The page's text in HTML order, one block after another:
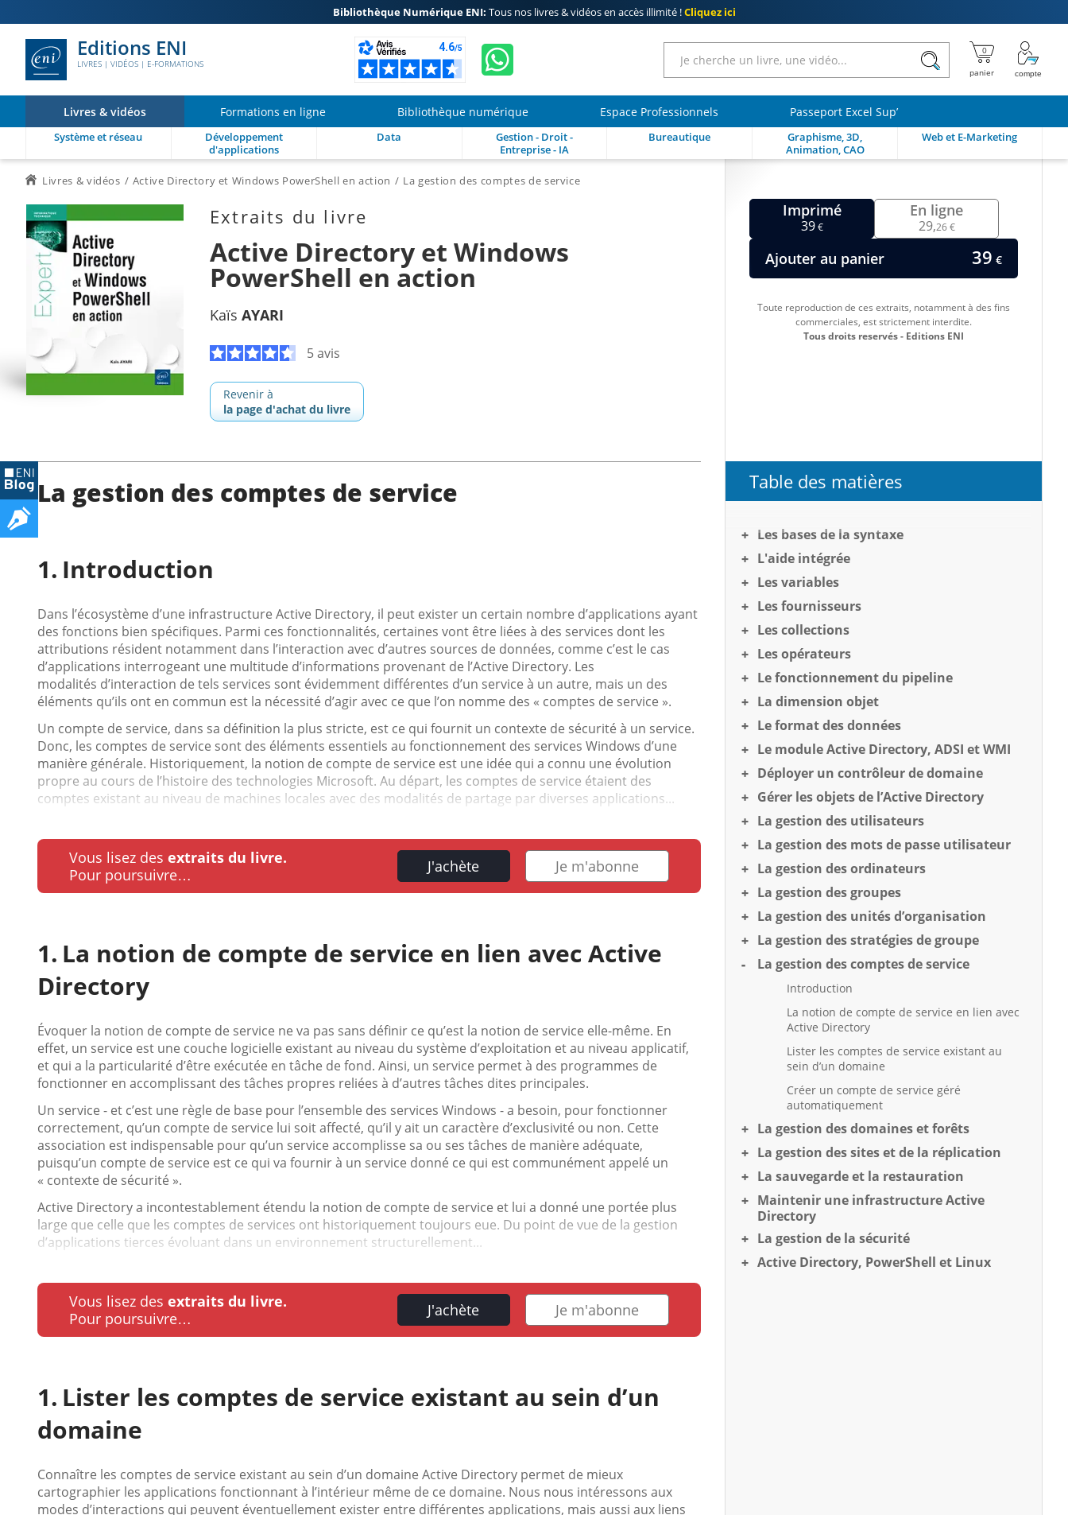
Bibliothèque Numérique ENI: Tous nos livres & vidéos en accès illimité !Cliquez ici
Editions ENI
LIVRES | VIDÉOS | E-FORMATIONS
Livres & vidéos Formations en ligne Bibliothèque numérique Espace Professionnels Passeport Excel Sup’
Système et réseau
Développement
d'applications
Data
Gestion - Droit -
Entreprise - IA
Bureautique
Graphisme, 3D,
Animation, CAO
Web et E-Marketing
Livres & vidéos Active Directory et Windows PowerShell en action La gestion des comptes de service
Extraits du livre
Active Directory et Windows
PowerShell en action
Kaïs AYARI
5 avis
Revenir à
la page d'achat du livre
Imprimé
39€
En ligne
29,26 €
Ajouter au panier 39 €
Toute reproduction de ces extraits, notamment à des fins
commerciales, est strictement interdite.
Tous droits reservés - Editions ENI
La gestion des comptes de service
Introduction
Dans l’écosystème d’une infrastructure Active Directory, il peut exister un certain nombre d’applications ayant
des fonctions bien spécifiques. Parmi ces fonctionnalités, certaines vont être liées à des services dont les
attributions résident notamment dans l’interaction avec d’autres sources de données, comme c’est le cas
d’applications interrogeant une multitude d’informations provenant de l’Active Directory. Les
modalités d’interaction de tels services sont évidemment différentes d’un service à un autre, mais un des
éléments qu’ils ont en commun est la nécessité d’agir avec ce que l’on nomme des « comptes de service ».
Un compte de service, dans sa définition la plus stricte, est ce qui fournit un contexte de sécurité à un service.
Donc, les comptes de service sont des éléments essentiels au fonctionnement des services Windows d’une
manière générale. Historiquement, la notion de compte de service est une idée qui a connu une évolution
propre au cours de l’histoire des technologies Microsoft. Au départ, les comptes de service étaient des
comptes existant au niveau de machines locales avec des modalités de partage par diverses applications...
Vous lisez des extraits du livre.
Pour poursuivre…
J'achète Je m'abonne
La notion de compte de service en lien avec Active
Directory
Évoquer la notion de compte de service ne va pas sans définir ce qu’est la notion de service elle-même. En
effet, un service est une couche logicielle existant au niveau du système d’exploitation et au niveau applicatif,
et qui a la particularité d’être exécutée en tâche de fond. Ainsi, un service permet à des programmes de
fonctionner en accomplissant des tâches propres reliées à d’autres tâches dites principales.
Un service - et c’est une règle de base pour l’ensemble des services Windows - a besoin, pour fonctionner
correctement, qu’un compte de service lui soit affecté, qu’il y ait un caractère d’exclusivité ou non. Cette
association est indispensable pour qu’un service accomplisse sa ou ses tâches de manière adéquate,
puisqu’un compte de service est ce qui va fournir à un service donné ce qui est communément appelé un
« contexte de sécurité ».
Active Directory a incontestablement étendu la notion de compte de service et lui a donné une portée plus
large que celle que les comptes de services ont historiquement toujours eue. Du point de vue de la gestion
d’applications tierces évoluant dans un environnement structurellement...
Vous lisez des extraits du livre.
Pour poursuivre…
J'achète Je m'abonne
Lister les comptes de service existant au sein d’un
domaine
Connaître les comptes de service existant au sein d’un domaine Active Directory permet de mieux
cartographier les applications fonctionnant à l’intérieur même de ce domaine. Nous nous intéressons aux
modes d’interactions qui peuvent éventuellement exister entre différentes applications, mais aussi aux liens
Table des matières
Les bases de la syntaxe
L'aide intégrée
Les variables
Les fournisseurs
Les collections
Les opérateurs
Le fonctionnement du pipeline
La dimension objet
Le format des données
Le module Active Directory, ADSI et WMI
Déployer un contrôleur de domaine
Gérer les objets de l’Active Directory
La gestion des utilisateurs
La gestion des mots de passe utilisateur
La gestion des ordinateurs
La gestion des groupes
La gestion des unités d’organisation
La gestion des stratégies de groupe
La gestion des comptes de service
Introduction
La notion de compte de service en lien avec
Active Directory
Lister les comptes de service existant au
sein d’un domaine
Créer un compte de service géré
automatiquement
La gestion des domaines et forêts
La gestion des sites et de la réplication
La sauvegarde et la restauration
Maintenir une infrastructure Active
Directory
La gestion de la sécurité
Active Directory, PowerShell et Linux